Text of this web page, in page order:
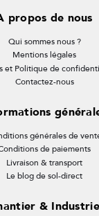
propos de nous
Qui sommes nous ?
Mentions légales
et Politique de
Contactez-nous
générales de
de paiements
Livraison & transport
Le blog de sol-direct
& Industrie